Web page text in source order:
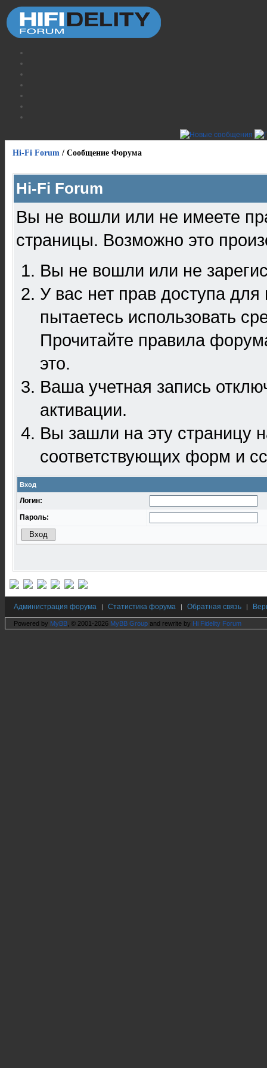
Hi-Fi Forum / Сообщение Форума
Hi-Fi Forum
Вы не вошли или не имеете
страницы. Возможно это
Вы не вошли или не
У вас нет прав доступа
пытаетесь использовать
Прочитайте правила
это.
Ваша учетная запись
активации.
Вы зашли на эту
соответствующих форм и
Вход
Логин:
Пароль:
Администрация форума | Статистика форума | Обратная связь |
Powered by MyBB , © 2001-2026 MyBB Group and rewrite by Hi Fidelity Forum